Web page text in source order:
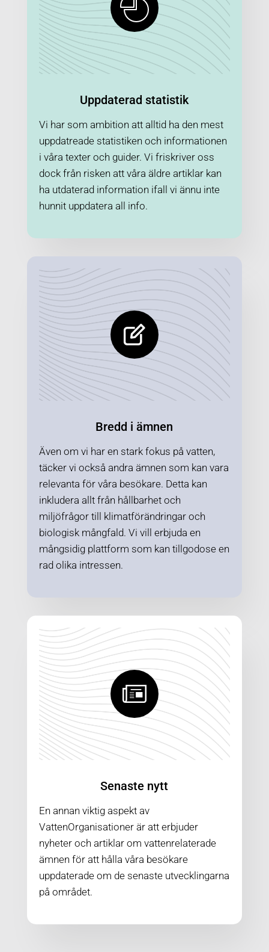
Uppdaterad statistik
Vi har som ambition att alltid ha den mest
uppdatreade statistiken och informationen
i våra texter och guider. Vi friskriver oss
dock från risken att våra äldre artiklar kan
ha utdaterad information ifall vi ännu inte
hunnit uppdatera all info.
Bredd i ämnen
Även om vi har en stark fokus på vatten,
täcker vi också andra ämnen som kan vara
relevanta för våra besökare. Detta kan
inkludera allt från hållbarhet och
miljöfrågor till klimatförändringar och
biologisk mångfald. Vi vill erbjuda en
mångsidig plattform som kan tillgodose en
rad olika intressen.
Senaste nytt
En annan viktig aspekt av
VattenOrganisationerär att erbjuder
nyheter och artiklar om vattenrelaterade
ämnen för att hålla våra besökare
uppdaterade om de senaste utvecklingarna
på området.